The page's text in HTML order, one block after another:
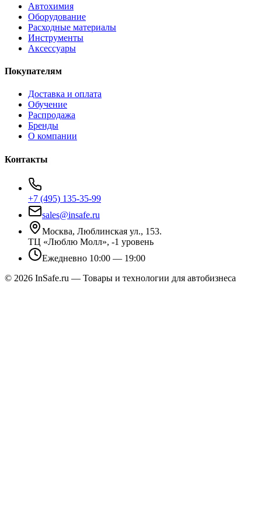
Автохимия
Оборудование
Расходные материалы
Инструменты
Аксессуары
Покупателям
Доставка и оплата
Обучение
Распродажа
Бренды
О компании
Контакты
+7 (495) 135-35-99
sales@insafe.ru
Москва, Люблинская ул., 153.
ТЦ «Люблю Молл», -1 уровень
Ежедневно 10:00 — 19:00
© 2026 InSafe.ru — Товары и технологии для автобизнеса